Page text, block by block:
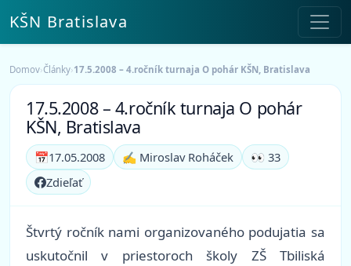
KŠN Bratislava
Domov›Články›17.5.2008 – 4.ročník turnaja O pohár KŠN, Bratislava
17.5.2008 – 4.ročník turnaja O pohár
KŠN, Bratislava
📅17.05.2008 ✍️ Miroslav Roháček
👀 33
Zdieľať
Štvrtý ročník nami organizovaného podujatia sa
uskutočnil v priestoroch školy ZŠ Tbiliská